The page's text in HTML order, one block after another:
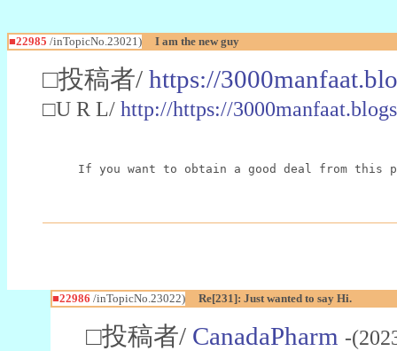
■22985 /inTopicNo.23021) I am the new guy
□投稿者/ https://
□U R L/ http://https://
If you want to obtain a good deal from this
■22986 /inTopicNo.23022) Re[231]: Just wanted to say Hi.
□投稿者/ CanadaPharm -